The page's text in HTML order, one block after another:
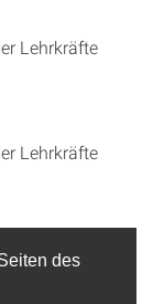
Lehrkräfte
Lehrkräfte
des